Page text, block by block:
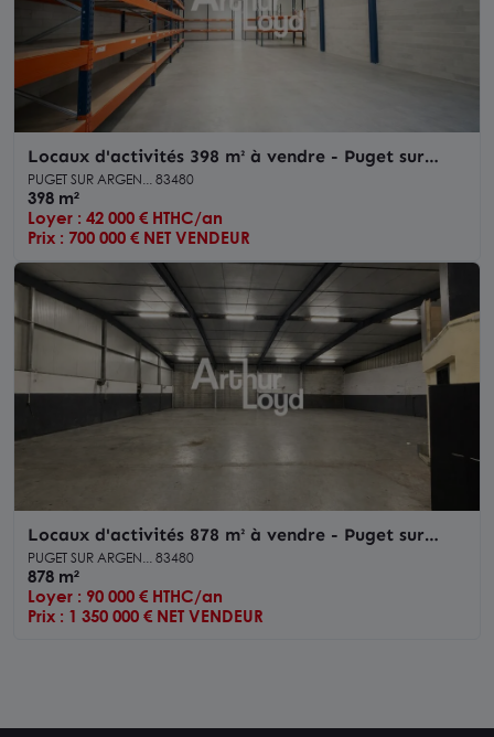
Locaux d'activités 398 m² à vendre - Puget sur
Argens
PUGET SUR ARGEN... 83480
398 m²
Loyer : 42 000 € HTHC/an
Prix : 700 000 € NET VENDEUR
Locaux d'activités 878 m² à vendre - Puget sur
Argens
PUGET SUR ARGEN... 83480
878 m²
Loyer : 90 000 € HTHC/an
Prix : 1 350 000 € NET VENDEUR